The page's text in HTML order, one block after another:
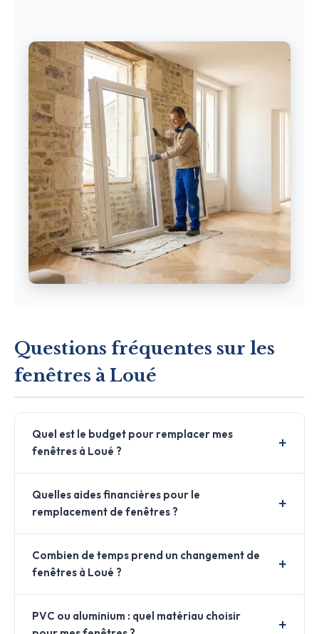
Questions fréquentes sur les
fenêtres à Loué
Quel est le budget pour remplacer mes
fenêtres à Loué ?
Quelles aides financières pour le
remplacement de fenêtres ?
Combien de temps prend un changement de
fenêtres à Loué ?
PVC ou aluminium : quel matériau choisir